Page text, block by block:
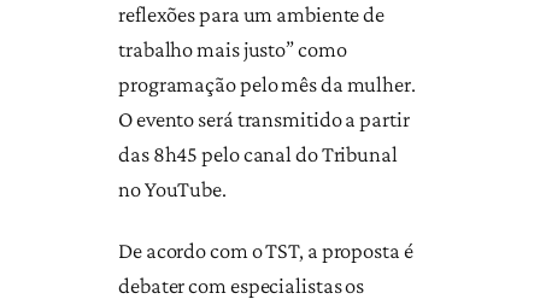
reflexões para um ambiente de
trabalho mais justo” como
programação pelo mês da mulher.
O evento será transmitido a partir
das 8h45 pelo canal do Tribunal
no YouTube.
De acordo com o TST, a proposta é
debater com especialistas os